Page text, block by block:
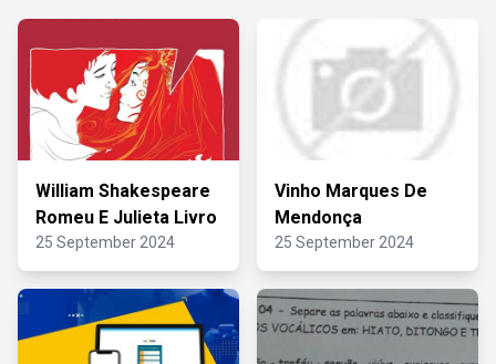
William Shakespeare
Romeu E Julieta Livro
25 September 2024
Vinho Marques De
Mendonça
25 September 2024